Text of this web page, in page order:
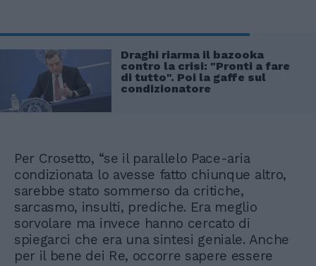
Draghi riarma il bazooka
contro la crisi: "Pronti a fare
di tutto". Poi la gaffe sul
condizionatore
Per Crosetto, “se il parallelo Pace-aria
condizionata lo avesse fatto chiunque altro,
sarebbe stato sommerso da critiche,
sarcasmo, insulti, prediche. Era meglio
sorvolare ma invece hanno cercato di
spiegarci che era una sintesi geniale. Anche
per il bene dei Re, occorre sapere essere